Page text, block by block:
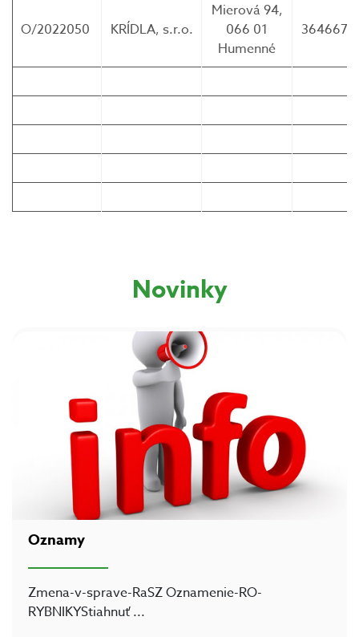
O/2022050 KRÍDLA, s.r.o.
Mierová 94,
066 01
Humenné
Novinky
Oznamy
Zmena-v-sprave-RaSZ Oznamenie-RO-
RYBNIKYStiahnuť...